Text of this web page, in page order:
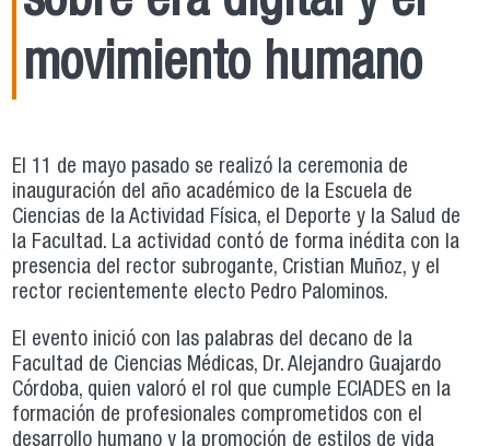
movimiento humano
El 11 de mayo pasado se realizó la ceremonia de
inauguración del año académico de la Escuela de
Ciencias de la Actividad Física, el Deporte y la Salud de
la Facultad. La actividad contó de forma inédita con la
presencia del rector subrogante, Cristian Muñoz, y el
rector recientemente electo Pedro Palominos.
El evento inició con las palabras del decano de la
Facultad de Ciencias Médicas, Dr. Alejandro Guajardo
Córdoba, quien valoró el rol que cumple ECIADES en la
formación de profesionales comprometidos con el
desarrollo humano y la promoción de estilos de vida